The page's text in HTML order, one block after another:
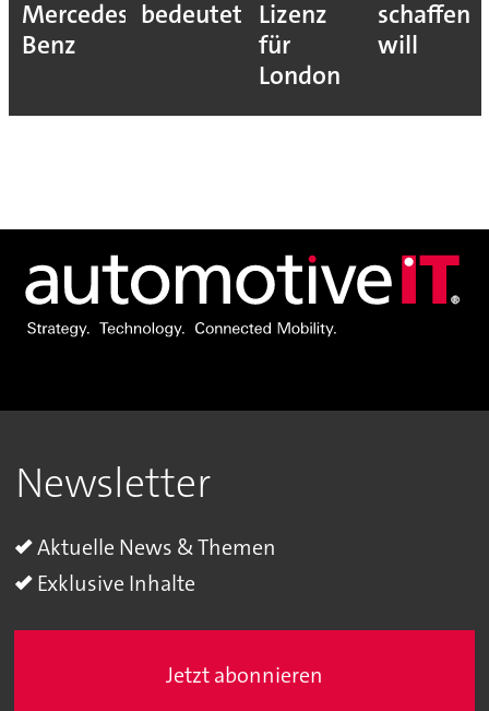
Mercedes-
Benz
bedeutet Lizenz
für
London
schaffen
will
Newsletter
Aktuelle News & Themen
Exklusive Inhalte
Jetzt abonnieren